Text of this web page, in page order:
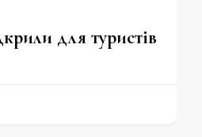
для туристів